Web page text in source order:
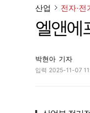
산업 전자·전
엘앤에
박현아 기자
입력 2025-11-07